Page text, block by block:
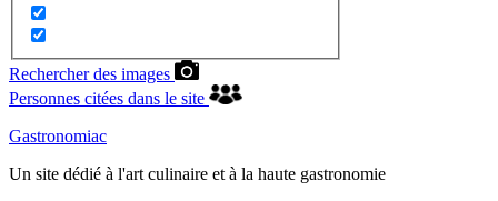
Rechercher des images
Personnes citées dans le site
Gastronomiac
Un site dédié à l'art culinaire et à la haute gastronomie